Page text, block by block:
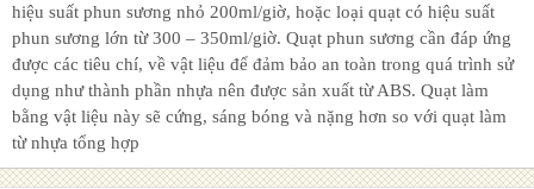
hiệu suất phun sương nhỏ 200ml/giờ, hoặc loại quạt có hiệu suất
phun sương lớn từ 300 – 350ml/giờ. Quạt phun sương cần đáp ứng
được các tiêu chí, về vật liệu để đảm bảo an toàn trong quá trình sử
dụng như thành phần nhựa nên được sản xuất từ ABS. Quạt làm
bằng vật liệu này sẽ cứng, sáng bóng và nặng hơn so với quạt làm
từ nhựa tổng hợp